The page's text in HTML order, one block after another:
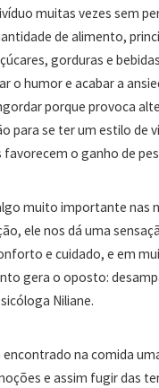
muitas vezes sem
de alimento,
gorduras e
o humor e acabar a
porque provoca
para se ter um estilo de
o ganho de
muito importante nas
ele nos dá uma
e cuidado, e em
gera o oposto:
Niliane.
na comida
e assim fugir das